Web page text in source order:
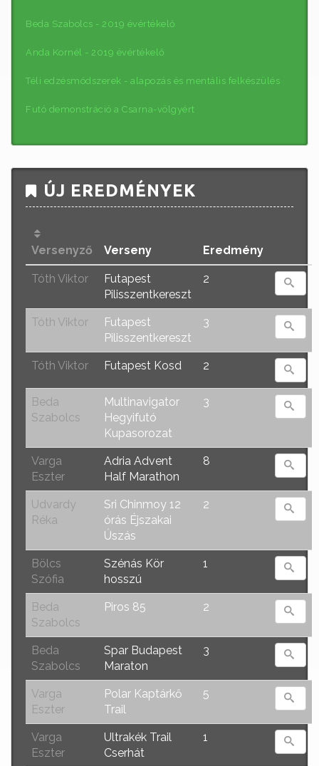
Beda Szabolcs - 2019 évértékelő
Anda Kornél - 2019 évértékelő
Téli edzésmódszerek - alapozás és mentális felkészülés
Futó demonstráció a Csarna-völgyért
ÚJ EREDMÉNYEK
Versenyző Verseny Eredmény
Tóth Viktor
Futapest
Pilisszentkereszt
2
Tóth Viktor
Futapest
Pilisszentkereszt
3
Tóth Viktor Futapest Kosd 2
Beda
Szabolcs
Multinavigator
Hegyifutó
Kupasorozat
3
Varga
Eszter
Adria Advent
Half Marathon
8
Udvardy
Réka
Sri Chinmoy 12
órás Éjszakai
Úszás
2
Bölcs
Szófia
Szénás Kör
hosszú
1
Beda
Szabolcs
Piros 85 2
Beda
Szabolcs
Spar Budapest
Maraton
3
Varga
Eszter
Polar Kaptárkő
Trail
5
Varga
Eszter
Ultrakék Trail
Cserhát
1